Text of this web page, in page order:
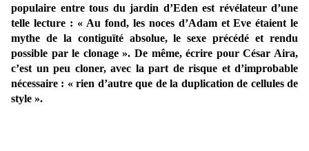
populaire entre tous du jardin d’Eden est révélateur d’une
telle lecture : « Au fond, les noces d’Adam et Eve étaient le
mythe de la contiguïté absolue, le sexe précédé et rendu
possible par le clonage ». De même, écrire pour César Aira,
c’est un peu cloner, avec la part de risque et d’improbable
nécessaire : « rien d’autre que de la duplication de cellules de
style ».